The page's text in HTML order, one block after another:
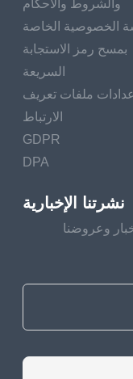
والشروط والأحكام
الخصوصية الخاصة
بمسح رمز الاستجابة
السريعة
إعدادات ملفات تعريف
الارتباط
GDPR
DPA
نشرتنا الإخبارية
وعروضنا